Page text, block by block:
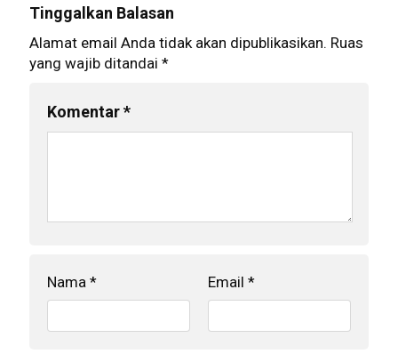
Tinggalkan Balasan
Alamat email Anda tidak akan dipublikasikan. Ruas
yang wajib ditandai *
Komentar*
Nama * Email *